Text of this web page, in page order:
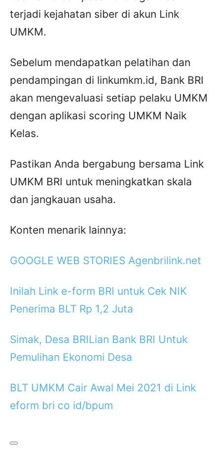
terjadi kejahatan siber di akun Link
UMKM.
Sebelum mendapatkan pelatihan dan
pendampingan di linkumkm.id, Bank BRI
akan mengevaluasi setiap pelaku UMKM
dengan aplikasi scoring UMKM Naik
Kelas.
Pastikan Anda bergabung bersama Link
UMKM BRI untuk meningkatkan skala
dan jangkauan usaha.
Konten menarik lainnya:
GOOGLE WEB STORIES Agenbrilink.net
Inilah Link e-form BRI untuk Cek NIK
Penerima BLT Rp 1,2 Juta
Simak, Desa BRILian Bank BRI Untuk
Pemulihan Ekonomi Desa
BLT UMKM Cair Awal Mei 2021 di Link
eform bri co id/bpum